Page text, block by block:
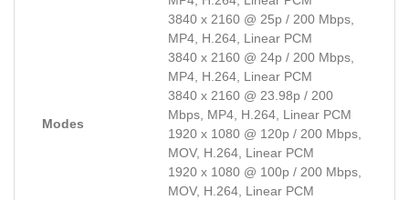
Modes
3840 x 2160 @ 25p / 200 Mbps,
MP4, H.264, Linear PCM
3840 x 2160 @ 24p / 200 Mbps,
MP4, H.264, Linear PCM
3840 x 2160 @ 23.98p / 200
Mbps, MP4, H.264, Linear PCM
1920 x 1080 @ 120p / 200 Mbps,
MOV, H.264, Linear PCM
1920 x 1080 @ 100p / 200 Mbps,
MOV, H.264, Linear PCM